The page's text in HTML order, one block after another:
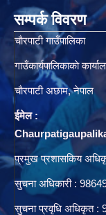
सम्पर्क विवरण
चाैरपाटी गाउँपालिका
गाउँकार्यपालिकाकाे
चाैरपाटी अछाम, नेपाल
ईमेल :
प्रमुख प्रशासकिय
सुचना अधिकारी :
सुचना प्रवृधि अधिकृत :